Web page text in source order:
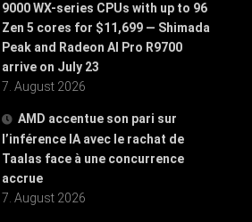
9000 WX-series CPUs with up to 96
Zen 5 cores for $11,699 — Shimada
Peak and Radeon AI Pro R9700
arrive on July 23
7. August 2026
AMD accentue son pari sur
l’inférence IA avec le rachat de
Taalas face à une concurrence
accrue
7. August 2026